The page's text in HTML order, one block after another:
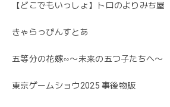
【どこでもいっしょ】トロのよりみち屋
きゃらっぴんすとあ
五等分の花嫁∽〜未来の五つ子たちへ〜
東京ゲームショウ2025 事後物販